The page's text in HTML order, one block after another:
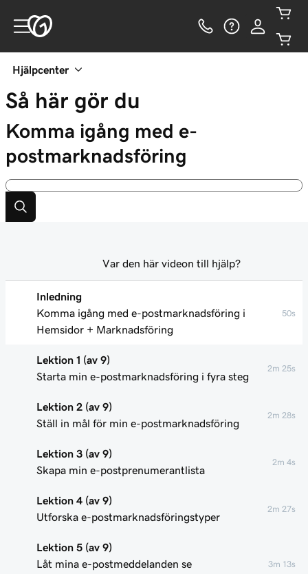
Hjälpcenter
Så här gör du
Komma igång med e-
postmarknadsföring
Inledning
Komma igång med e-postmarknadsföring i
Hemsidor + Marknadsföring
50s
Lektion 1 (av 9)
Starta min e-postmarknadsföring i fyra steg
2m 25s
Lektion 2 (av 9)
Ställ in mål för min e-postmarknadsföring
2m 28s
Lektion 3 (av 9)
Skapa min e-postprenumerantlista
2m 4s
Lektion 4 (av 9)
Utforska e-postmarknadsföringstyper
2m 27s
Lektion 5 (av 9)
Låt mina e-postmeddelanden se
3m 13s
Var den här videon till hjälp?